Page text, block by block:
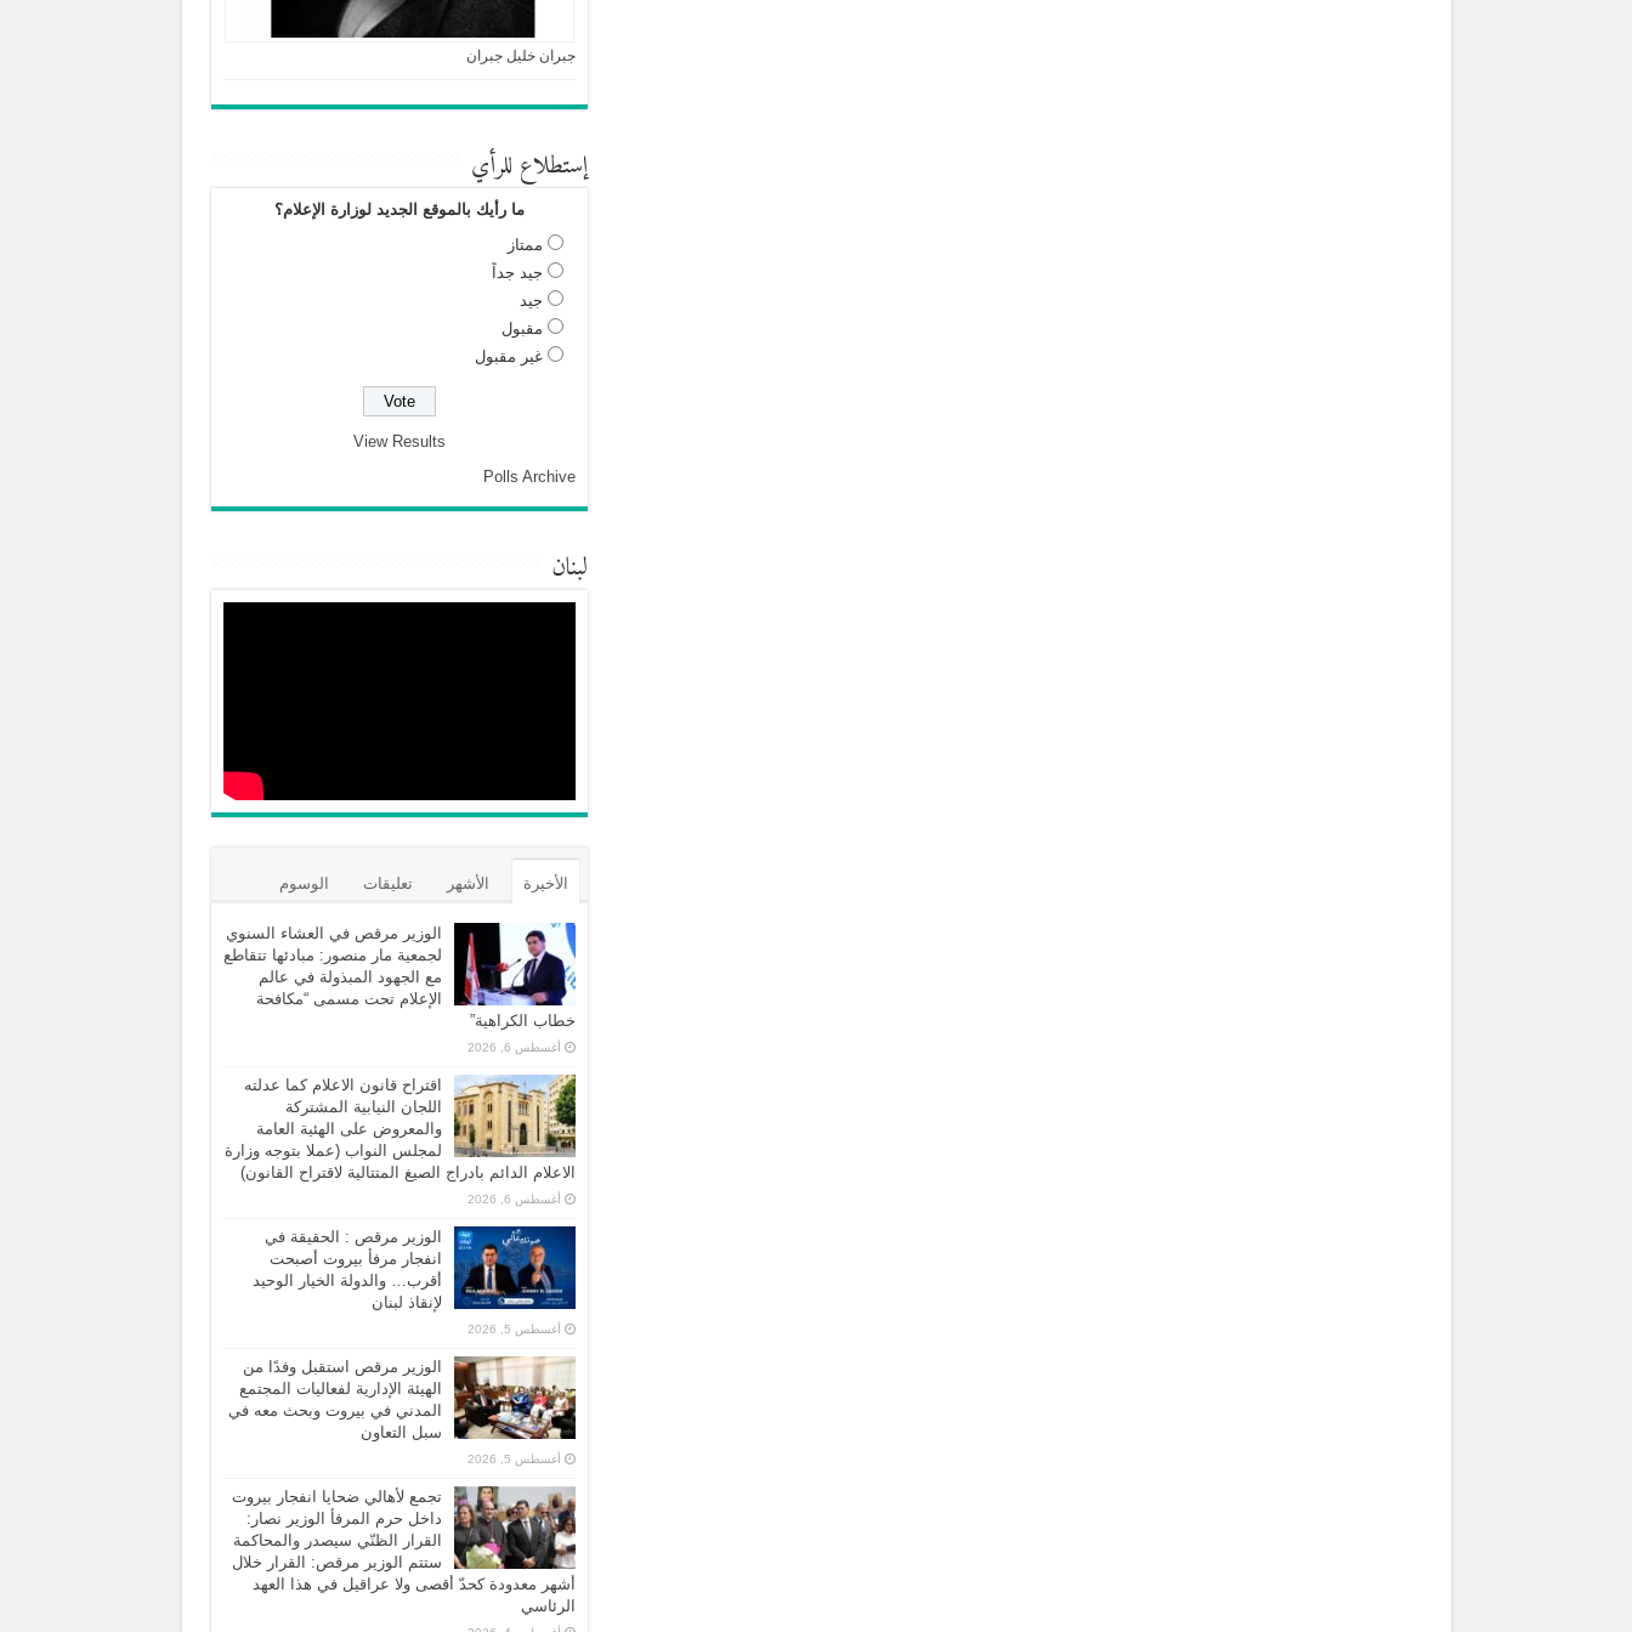
جبران خليل جبران
إستطلاع للرأي
ما رأيك بالموقع الجديد لوزارة الإعلام؟
ممتاز
جيد جداً
جيد
مقبول
غير مقبول
View Results
Polls Archive
لبنان
الأخيرة الأشهر تعليقات الوسوم
الوزير مرقص في العشاء السنوي
لجمعية مار منصور: مبادئها تتقاطع
مع الجهود المبذولة في عالم
الإعلام تحت مسمى “مكافحة
خطاب الكراهية”
أغسطس 6, 2026
اقتراح قانون الاعلام كما عدلته
اللجان النيابية المشتركة
والمعروض على الهئية العامة
لمجلس النواب (عملا بتوجه وزارة
الاعلام الدائم بادراج الصيغ المتتالية لاقتراح القانون)
أغسطس 6, 2026
الوزير مرقص : الحقيقة في
انفجار مرفأ بيروت أصبحت
أقرب… والدولة الخيار الوحيد
لإنقاذ لبنان
أغسطس 5, 2026
الوزير مرقص استقبل وفدًا من
الهيئة الإدارية لفعاليات المجتمع
المدني في بيروت وبحث معه في
سبل التعاون
أغسطس 5, 2026
تجمع لأهالي ضحايا انفجار بيروت
داخل حرم المرفأ الوزير نصار:
القرار الظنّي سيصدر والمحاكمة
ستتم الوزير مرقص: القرار خلال
أشهر معدودة كحدّ أقصى ولا عراقيل في هذا العهد
الرئاسي